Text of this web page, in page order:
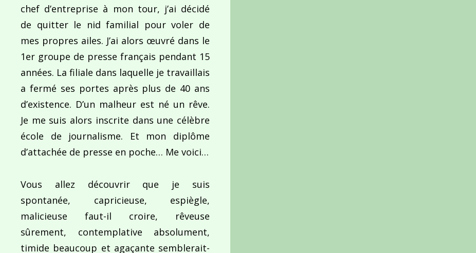
chef d’entreprise à mon tour, j’ai décidé
de quitter le nid familial pour voler de
mes propres ailes. J’ai alors œuvré dans le
1er groupe de presse français pendant 15
années. La filiale dans laquelle je travaillais
a fermé ses portes après plus de 40 ans
d’existence. D’un malheur est né un rêve.
Je me suis alors inscrite dans une célèbre
école de journalisme. Et mon diplôme
d’attachée de presse en poche… Me voici…
Vous allez découvrir que je suis
spontanée, capricieuse, espiègle,
malicieuse faut-il croire, rêveuse
sûrement, contemplative absolument,
timide beaucoup et agaçante semblerait-